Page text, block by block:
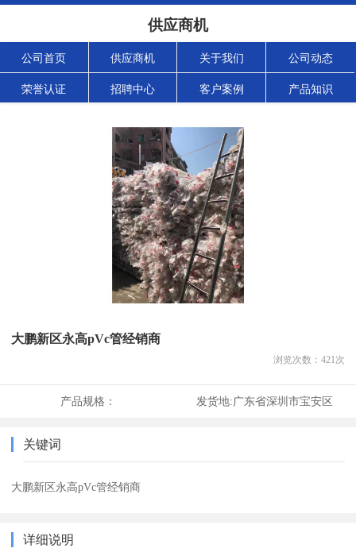
供应商机
公司首页 供应商机 关于我们 公司动态
荣誉认证 招聘中心 客户案例 产品知识
大鹏新区永高pVc管经销商
浏览次数： 421次
产品规格： 发货地:广东省深圳市宝安区
关键词
大鹏新区永高pVc管经销商
详细说明